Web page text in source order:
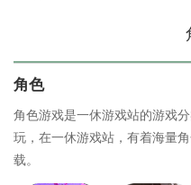
角色
角色游戏是一休游戏站的游戏
玩，在一休游戏站，有着海量
载。